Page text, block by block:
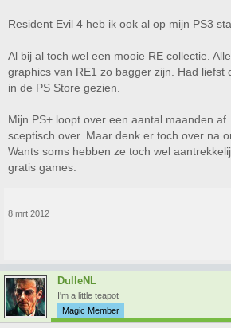
Resident Evil 4 heb ik ook al op mijn PS3
Al bij al toch wel een mooie RE collectie.
graphics van RE1 zo bagger zijn. Had liefst
in de PS Store gezien.
Mijn PS+ loopt over een aantal maanden
sceptisch over. Maar denk er toch over na
Wants soms hebben ze toch wel
gratis games.
8 mrt 2012
DulleNL
I'm a little teapot
Magic Member